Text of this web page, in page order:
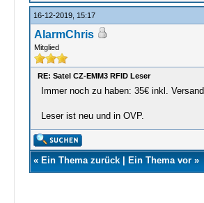
16-12-2019, 15:17
AlarmChris
Mitglied
RE: Satel CZ-EMM3 RFID Leser
Immer noch zu haben: 35€ inkl. Versand
Leser ist neu und in OVP.
« Ein Thema zurück| Ein Thema vor»